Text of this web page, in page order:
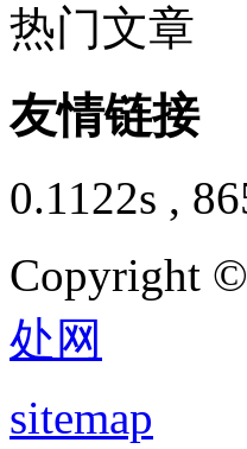
热门文章
友情链接
0.1122s ,
Copyright
处网
sitemap